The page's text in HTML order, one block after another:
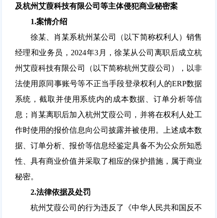
及杭州艾葭科技有限公司等主体侵犯商业秘密案
1.案情介绍
徐某、肖某系杭州某公司（以下简称权利人）销售
经理和业务员，2024年3月，徐某从公司离职后成立杭
州艾葭科技有限公司（以下简称杭州艾葭公司），以非
法使用原同事账号等不正当手段登录权利人的ERP数据
系统，截取并使用系统内的成本数据、订单分析等信
息；肖某离职后加入杭州艾葭公司，并将在权利人处工
作时使用的报价信息向公司披露并被使用。上述成本数
据、订单分析、报价等信息经鉴定具备不为公众所知悉
性、具有商业价值并采取了相应的保护措施，属于商业
秘密。
2.法律依据及处罚
杭州艾葭公司的行为违反了《中华人民共和国反不